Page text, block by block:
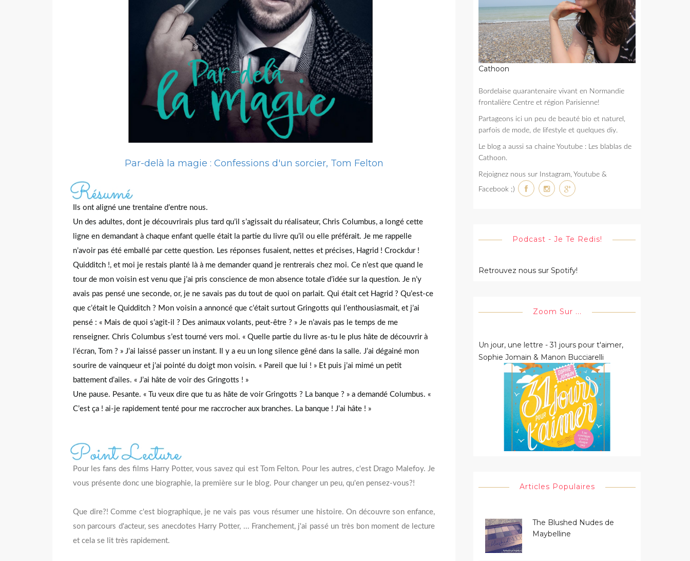
Par-delà la magie : Confessions d'un sorcier, Tom Felton
Ils ont aligné une trentaine d’entre nous.
Un des adultes, dont je découvrirais plus tard qu’il s’agissait du réalisateur, Chris Columbus, a longé cette
ligne en demandant à chaque enfant quelle était la partie du livre qu’il ou elle préférait. Je me rappelle
n’avoir pas été emballé par cette question. Les réponses fusaient, nettes et précises, Hagrid ! Crockdur !
Quidditch !, et moi je restais planté là à me demander quand je rentrerais chez moi. Ce n’est que quand le
tour de mon voisin est venu que j’ai pris conscience de mon absence totale d’idée sur la question. Je n’y
avais pas pensé une seconde, or, je ne savais pas du tout de quoi on parlait. Qui était cet Hagrid ? Qu’est-ce
que c’était le Quidditch ? Mon voisin a annoncé que c’était surtout Gringotts qui l’enthousiasmait, et j’ai
pensé : « Mais de quoi s’agit-il ? Des animaux volants, peut-être ? » Je n’avais pas le temps de me
renseigner. Chris Columbus s’est tourné vers moi. « Quelle partie du livre as-tu le plus hâte de découvrir à
l’écran, Tom ? » J’ai laissé passer un instant. Il y a eu un long silence gêné dans la salle. J’ai dégainé mon
sourire de vainqueur et j’ai pointé du doigt mon voisin. « Pareil que lui ! » Et puis j’ai mimé un petit
battement d’ailes. « J’ai hâte de voir des Gringotts ! »
Une pause. Pesante. « Tu veux dire que tu as hâte de voir Gringotts ? La banque ? » a demandé Columbus. «
C’est ça ! ai-je rapidement tenté pour me raccrocher aux branches. La banque ! J’ai hâte ! »
Pour les fans des films Harry Potter, vous savez qui est Tom Felton. Pour les autres, c'est Drago Malefoy. Je
vous présente donc une biographie, la première sur le blog. Pour changer un peu, qu'en pensez-vous?!
Que dire?! Comme c'est biographique, je ne vais pas vous résumer une histoire. On découvre son enfance,
son parcours d'acteur, ses anecdotes Harry Potter, ... Franchement, j'ai passé un très bon moment de lecture
et cela se lit très rapidement.
Cathoon
Bordelaise quarantenaire vivant en Normandie
frontalière Centre et région Parisienne!
Partageons ici un peu de beauté bio et naturel,
parfois de mode, de lifestyle et quelques diy.
Le blog a aussi sa chaine Youtube : Les blablas de
Cathoon.
Rejoignez nous sur Instagram, Youtube &
Facebook ;)
Podcast - Je Te Redis!
Retrouvez nous sur Spotify!
Zoom Sur ...
Un jour, une lettre - 31 jours pour t'aimer,
Sophie Jomain & Manon Bucciarelli
Articles Populaires
The Blushed Nudes de
Maybelline